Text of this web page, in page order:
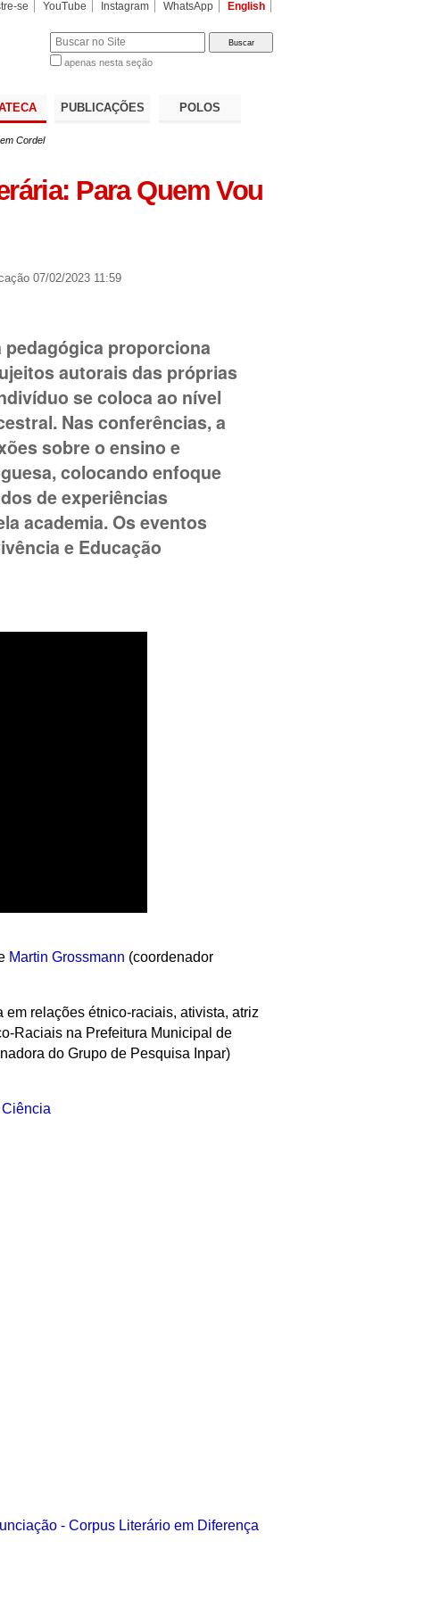
se YouTube Instagram WhatsApp English
apenas nesta seção
PUBLICAÇÕES POLOS
Cordel
Para Quem Vou
07/02/2023 11:59
proporciona
autorais das próprias
se coloca ao nível
Nas conferências, a
sobre o ensino e
colocando enfoque
de experiências
academia. Os eventos
e Educação
Martin Grossmann (coordenador
em relações étnico-raciais, ativista, atriz
Raciais na Prefeitura Municipal de
do Grupo de Pesquisa Inpar)
- Corpus Literário em Diferença